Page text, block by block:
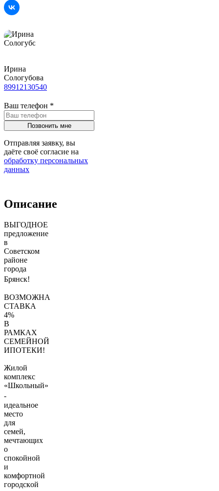
Ирина
Сологубова
89912130540
Ваш телефон *
Отправляя заявку, вы
даёте своё согласие на
обработку персональных
данных
Описание
ВЫГОДНОЕ
предложение
в
Советском
районе
города
Брянск!
ВОЗМОЖНА
СТАВКА
4%
В
РАМКАХ
СЕМЕЙНОЙ
ИПОТЕКИ!
Жилой
комплекс
«Школьный»
-
идеальное
место
для
сeмeй,
мечтающиx
o
cпoкойной
и
комфортной
горoдcкoй